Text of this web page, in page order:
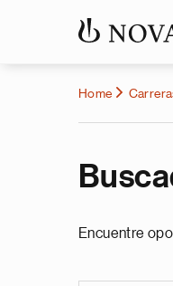
Home
Encuentre